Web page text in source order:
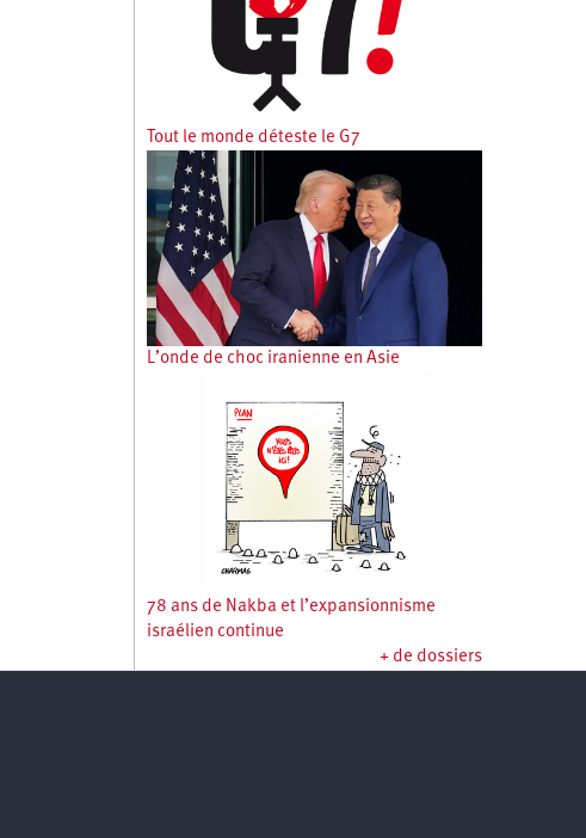
Tout le monde déteste le G7
L’onde de choc iranienne en Asie
78 ans de Nakba et l’expansionnisme
israélien continue
+ de dossiers